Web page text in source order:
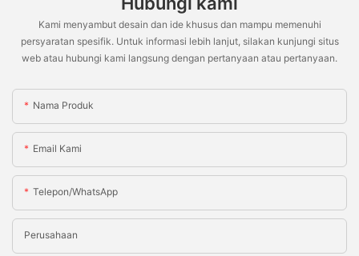
Kami menyambut desain dan ide khusus dan mampu memenuhi
persyaratan spesifik. Untuk informasi lebih lanjut, silakan kunjungi situs
web atau hubungi kami langsung dengan pertanyaan atau pertanyaan.
Nama Produk
Email Kami
Telepon/WhatsApp
Perusahaan